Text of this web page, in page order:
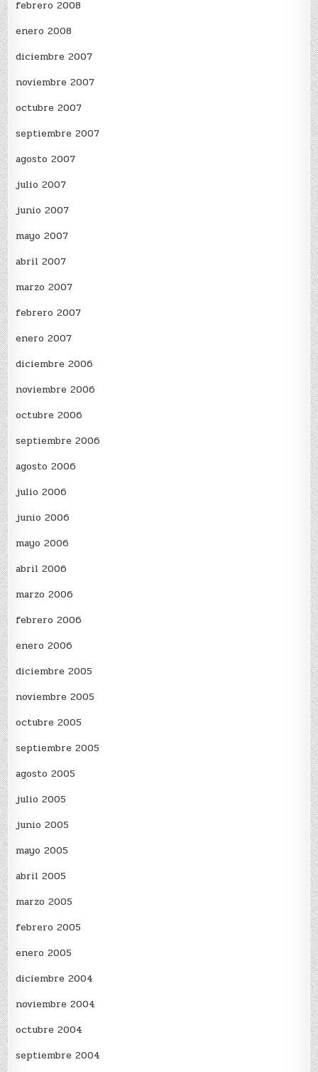
febrero 2008
enero 2008
diciembre 2007
noviembre 2007
octubre 2007
septiembre 2007
agosto 2007
julio 2007
junio 2007
mayo 2007
abril 2007
marzo 2007
febrero 2007
enero 2007
diciembre 2006
noviembre 2006
octubre 2006
septiembre 2006
agosto 2006
julio 2006
junio 2006
mayo 2006
abril 2006
marzo 2006
febrero 2006
enero 2006
diciembre 2005
noviembre 2005
octubre 2005
septiembre 2005
agosto 2005
julio 2005
junio 2005
mayo 2005
abril 2005
marzo 2005
febrero 2005
enero 2005
diciembre 2004
noviembre 2004
octubre 2004
septiembre 2004